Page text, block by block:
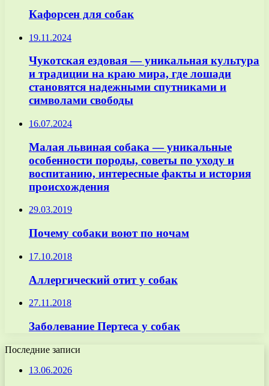
Кафорсен для собак
19.11.2024
Чукотская ездовая — уникальная культура
и традиции на краю мира, где лошади
становятся надежными спутниками и
символами свободы
16.07.2024
Малая львиная собака — уникальные
особенности породы, советы по уходу и
воспитанию, интересные факты и история
происхождения
29.03.2019
Почему собаки воют по ночам
17.10.2018
Аллергический отит у собак
27.11.2018
Заболевание Пертеса у собак
Последние записи
13.06.2026